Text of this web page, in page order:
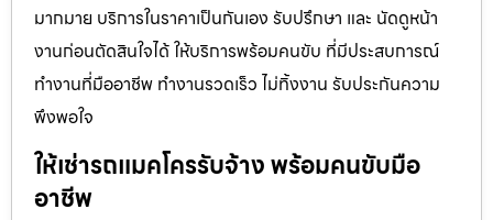
มากมาย บริการในราคาเป็นกันเอง รับปรึกษา และ นัดดูหน้า
งานก่อนตัดสินใจได้ ให้บริการพร้อมคนขับ ที่มีประสบการณ์
ทำงานที่มืออาชีพ ทำงานรวดเร็ว ไม่ทิ้งงาน รับประกันความ
พึงพอใจ
ให้เช่ารถแมคโครรับจ้าง พร้อมคนขับมือ
อาชีพ